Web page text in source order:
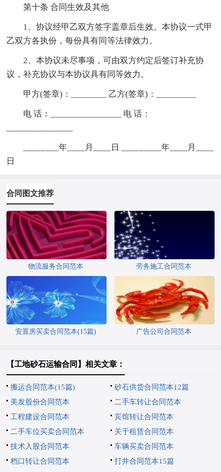
第十条 合同生效及其他
1、协议经甲乙双方签字盖章后生效。本协议一式甲
乙双方各执份，每份具有同等法律效力。
2、本协议未尽事项，可由双方约定后签订补充协
议，补充协议与本协议具有同等效力。
甲方(签章)：________ 乙方(签章)：_________
电 话：________________ 电 话：
________年____月____日 _________年____月____
日
合同图文推荐
物流服务合同范本 劳务施工合同范本
安置房买卖合同范本(15篇) 广告公司合同范本
【工地砂石运输合同】相关文章：
搬运合同范本(15篇)
砂石供货合同范本12篇
美发股份合同范本
二手车转让合同范本
工程建设合同范本
宾馆转让合同范本
二手车位买卖合同范本
关于租赁合同范本
技术入股合同范本
车辆买卖合同范本
档口转让合同范本
打井合同范本15篇